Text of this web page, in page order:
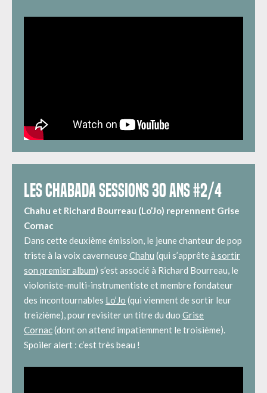
LES CHABADA SESSIONS 30 ANS #2/4
Chahu et Richard Bourreau (Lo’Jo) reprennent Grise
Cornac
Dans cette deuxième émission, le jeune chanteur de pop
triste à la voix caverneuseChahu (qui s’apprêteà sortir
son premier album) s’est associé à Richard Bourreau, le
violoniste-multi-instrumentiste et membre fondateur
des incontournables Lo’Jo (qui viennent de sortir leur
treizième), pour revisiter un titre du duo Grise
Cornac(dont on attend impatiemment le troisième).
Spoiler alert : c’est très beau !